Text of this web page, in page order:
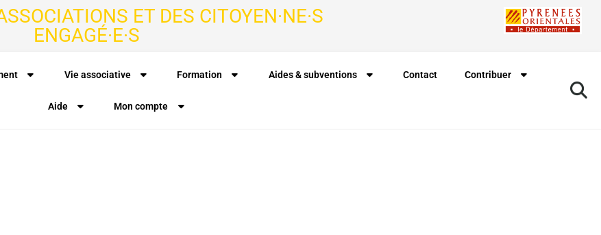
ET DES CITOYEN·NE·S
ENGAGÉ·E·S
Vie associative Formation Aides & subventions Contact Contribuer
Aide Mon compte